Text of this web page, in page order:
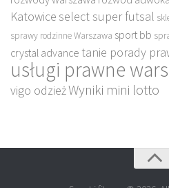
Katowice select super futsal
sprawy rodzinne Warszawa sport bb
crystal advance tanie porady
usługi prawne
vigo odzieżWyniki mini lotto